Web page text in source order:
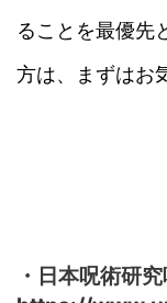
ることを最優先
方は、まずはお
・日本呪術研